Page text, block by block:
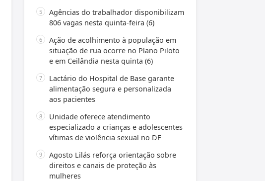
Agências do trabalhador disponibilizam
806 vagas nesta quinta-feira (6)
Ação de acolhimento à população em
situação de rua ocorre no Plano Piloto
e em Ceilândia nesta quinta (6)
Lactário do Hospital de Base garante
alimentação segura e personalizada
aos pacientes
Unidade oferece atendimento
especializado a crianças e adolescentes
vítimas de violência sexual no DF
Agosto Lilás reforça orientação sobre
direitos e canais de proteção às
mulheres